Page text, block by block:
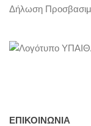
Δήλωση
ΕΠΙΚΟΙΝΩΝΊΑ